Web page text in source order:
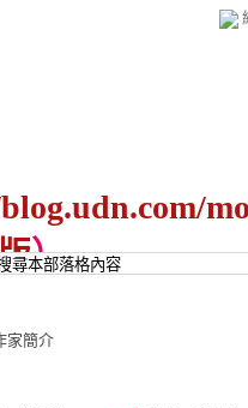
）
家簡介